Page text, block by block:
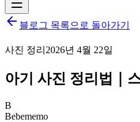
블로그 목록으로 돌아가기
사진 정리 2026년 4월 22일
아기 사진 정리법｜
B
Bebememo